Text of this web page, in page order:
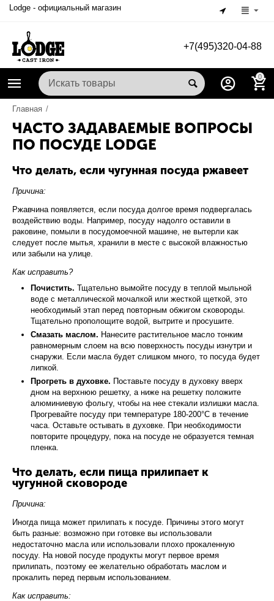
Lodge - официальный магазин
+7(495)320-04-88
0
Главная /
ЧАСТО ЗАДАВАЕМЫЕ ВОПРОСЫ
ПО ПОСУДЕ LODGE
Что делать, если чугунная посуда ржавеет
Причина:
Ржавчина появляется, если посуда долгое время подвергалась
воздействию воды. Например, посуду надолго оставили в
раковине, помыли в посудомоечной машине, не вытерли как
следует после мытья, хранили в месте с высокой влажностью
или забыли на улице.
Как исправить?
Почистить. Тщательно вымойте посуду в теплой мыльной
воде с металлической мочалкой или жесткой щеткой, это
необходимый этап перед повторным обжигом сковороды.
Тщательно прополощите водой, вытрите и просушите.
Смазать маслом. Нанесите растительное масло тонким
равномерным слоем на всю поверхность посуды изнутри и
снаружи. Если масла будет слишком много, то посуда будет
липкой.
Прогреть в духовке. Поставьте посуду в духовку вверх
дном на верхнюю решетку, а ниже на решетку положите
алюминиевую фольгу, чтобы на нее стекали излишки масла.
Прогревайте посуду при температуре 180-200°С в течение
часа. Оставьте остывать в духовке. При необходимости
повторите процедуру, пока на посуде не образуется темная
пленка.
Что делать, если пища прилипает к
чугунной сковороде
Причина:
Иногда пища может прилипать к посуде. Причины этого могут
быть разные: возможно при готовке вы использовали
недостаточно масла или использовали плохо прокаленную
посуду. На новой посуде продукты могут первое время
прилипать, поэтому ее желательно обработать маслом и
прокалить перед первым использованием.
Как исправить: